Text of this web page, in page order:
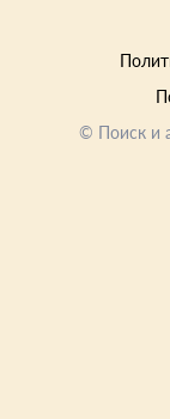
© Поиск и